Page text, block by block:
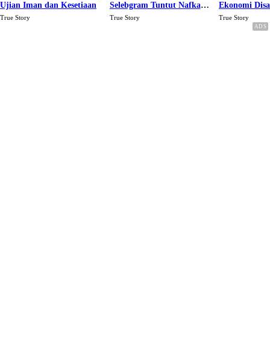
Ujian Iman dan Kesetiaan
True Story
Selebgram Tuntut Nafkah
Rp.15 Juta Perbulan
True Story
Ekonomi
Karena Cinta
True Story